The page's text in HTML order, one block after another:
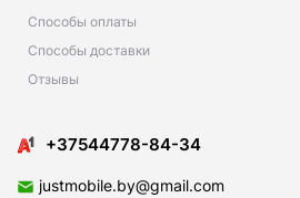
Способы оплаты
Способы доставки
Отзывы
+37544778-84-34
justmobile.by@gmail.com